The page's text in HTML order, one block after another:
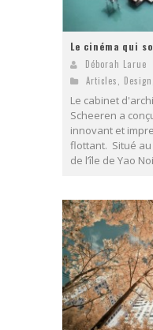
Le cinéma qui
Déborah Larue
Articles, Design
Le cabinet
Scheeren a
innovant et
flottant. Situé
de l’île de Yao